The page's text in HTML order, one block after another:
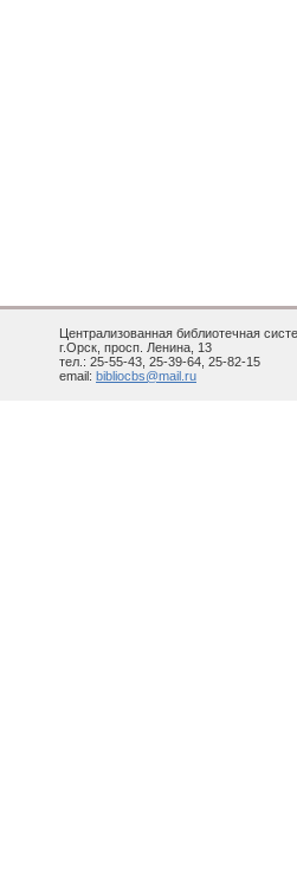
Централизованная библиотечная
г.Орск, просп. Ленина, 13
тел.: 25-55-43, 25-39-64, 25-82-15
email: bibliocbs@mail.ru